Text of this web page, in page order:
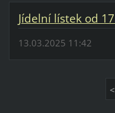
Jídelní lístek od
13.03.2025 11:42